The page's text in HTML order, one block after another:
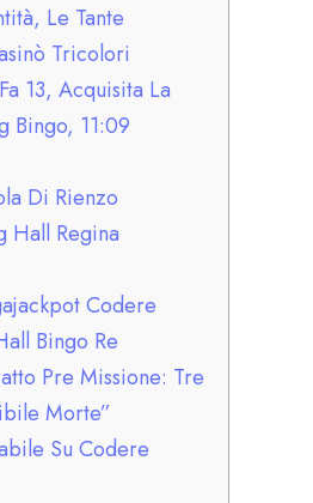
Le Tante
Tricolori
13, Acquisita La
Bingo, 11:09
Di Rienzo
Hall Regina
Codere
Bingo Re
Pre Missione: Tre
Morte”
Su Codere